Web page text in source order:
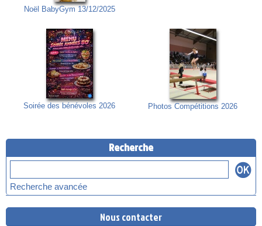
Noël BabyGym 13/12/2025
Soirée des bénévoles 2026 Photos Compétitions 2026
Recherche
Recherche avancée
Nous contacter